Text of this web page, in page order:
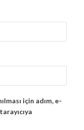
için adım, e-